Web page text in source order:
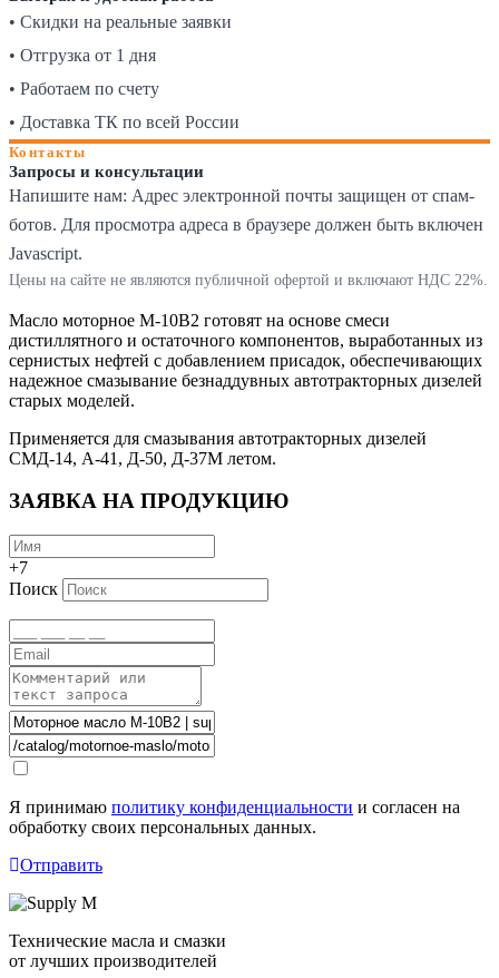
• Скидки на реальные заявки
• Отгрузка от 1 дня
• Работаем по счету
• Доставка ТК по всей России
Контакты
Запросы и консультации
Напишите нам: Адрес электронной почты защищен от спам-
ботов. Для просмотра адреса в браузере должен быть включен
Javascript.
Цены на сайте не являются публичной офертой и включают НДС 22%.
Масло моторное М-10В2 готовят на основе смеси
дистиллятного и остаточного компонентов, выработанных из
сернистых нефтей с добавлением присадок, обеспечивающих
надежное смазывание безнаддувных автотракторных дизелей
старых моделей.
Применяется для смазывания автотракторных дизелей
СМД-14, А-41, Д-50, Д-37М летом.
ЗАЯВКА НА ПРОДУКЦИЮ
+7
Поиск
Я принимаю политику конфиденциальности и согласен на
обработку своих персональных данных.
Отправить
Технические масла и смазки
от лучших производителей